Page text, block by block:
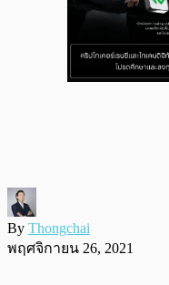
By Thongchai
พฤศจิกายน 26, 2021